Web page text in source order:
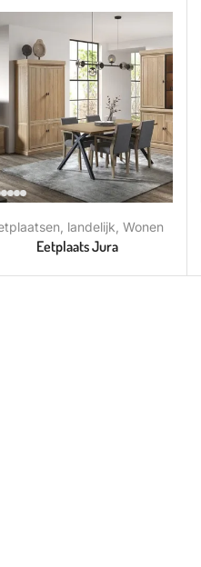
landelijk ,Wonen
Eetplaats Jura